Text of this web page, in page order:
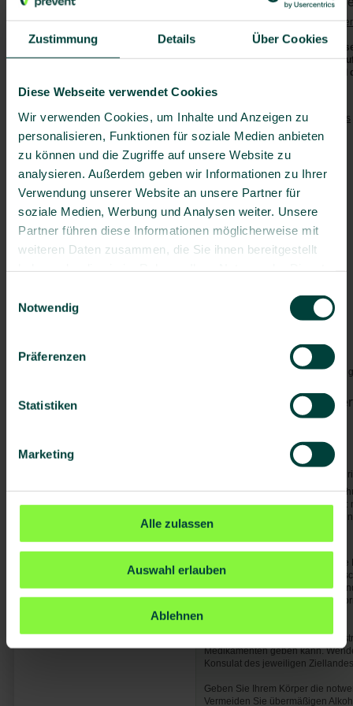
Zustimmung Details Über Cookies
Diese Webseite verwendet Cookies
Wir verwenden Cookies, um Inhalte und Anzeigen zu
personalisieren, Funktionen für soziale Medien anbieten
zu können und die Zugriffe auf unsere Website zu
analysieren. Außerdem geben wir Informationen zu Ihrer
Verwendung unserer Website an unsere Partner für
soziale Medien, Werbung und Analysen weiter. Unsere
Partner führen diese Informationen möglicherweise mit
weiteren Daten zusammen, die Sie ihnen bereitgestellt
Notwendig
Präferenzen
Statistiken
Marketing
Alle zulassen
Auswahl erlauben
Ablehnen
Gabun
Ghana
Kamerun
Kenia
Kongo (Republik)
Liberia
Nigeria
Ruanda
São Tomé und Príncipe
Senegal
Sierra Leone
Republik)
Südsudan
Uganda
Nordafrika
Naher Osten
Südostasien
Bei der Einreise ist eineGelbfieber
Die aktuellen
(z.B. bzgl. Covid-19, Polio etc.)
)
Empfohlene Impfungen:
Tetanus/Diphtherie/
Pertussis
Polio
Masern
Hepatitis A
Hepatitis B
Meningokokken
Grippe
Pneumokokken(> 60 J.)
Besondere Risiken:
Gefahren durch
Von Mücken/Insekten
- Hohes Risiko
Generell gilt: Mücken-/
nachts. Bei Malaria gilt
Stand-by-Präparates nach
Allgemeine Hinweise:
Denken Sie bei Ihrer Reise an
es zu Engpässen in der
Abschluss einer Reisekranken-
empfehlenswert. Ausführliche
Bitte bedenken Sie, dass es ggf.
Medikamenten geben kann.
Konsulat des jeweiligen
Geben Sie Ihrem Körper die
Vermeiden Sie übermäßigen